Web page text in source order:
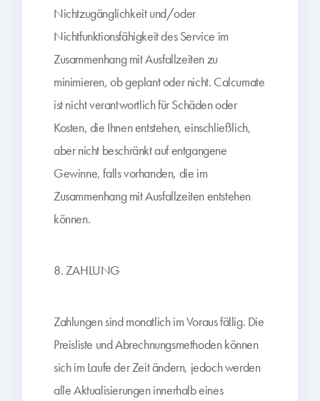
Nichtzugänglichkeit und/oder
Nichtfunktionsfähigkeit des Service im
Zusammenhang mit Ausfallzeiten zu
minimieren, ob geplant oder nicht. Calcumate
ist nicht verantwortlich für Schäden oder
Kosten, die Ihnen entstehen, einschließlich,
aber nicht beschränkt auf entgangene
Gewinne, falls vorhanden, die im
Zusammenhang mit Ausfallzeiten entstehen
können.
8. ZAHLUNG
Zahlungen sind monatlich im Voraus fällig. Die
Preisliste und Abrechnungsmethoden können
sich im Laufe der Zeit ändern, jedoch werden
alle Aktualisierungen innerhalb eines